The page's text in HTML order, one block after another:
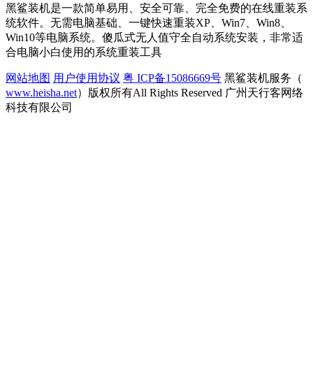
黑鲨装机是一款简单易用、安全可靠、完全免费的在线重装系
统软件。无需电脑基础、一键快速重装XP、Win7、Win8、
Win10等电脑系统。傻瓜式无人值守全自动系统安装，非常适
合电脑小白使用的系统重装工具
网站地图 用户使用协议 粤 ICP备15086669号 黑鲨装机服务（
www.heisha.net）版权所有All Rights Reserved 广州天行客网络
科技有限公司